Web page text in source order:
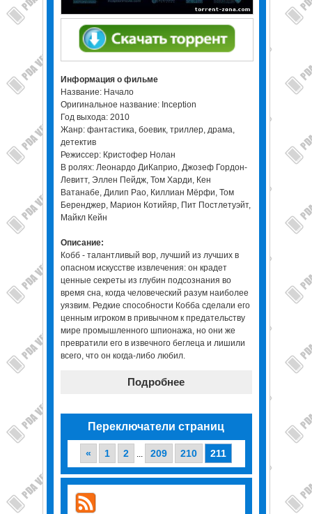
Информация о фильме
Название: Начало
Оригинальное название: Inception
Год выхода: 2010
Жанр: фантастика, боевик, триллер, драма,
детектив
Режиссер: Кристофер Нолан
В ролях: Леонардо ДиКаприо, Джозеф Гордон-
Левитт, Эллен Пейдж, Том Харди, Кен
Ватанабе, Дилип Рао, Киллиан Мёрфи, Том
Беренджер, Марион Котийяр, Пит Постлетуэйт,
Майкл Кейн
Описание:
Кобб - талантливый вор, лучший из лучших в
опасном искусстве извлечения: он крадет
ценные секреты из глубин подсознания во
время сна, когда человеческий разум наиболее
уязвим. Редкие способности Кобба сделали его
ценным игроком в привычном к предательству
мире промышленного шпионажа, но они же
превратили его в извечного беглеца и лишили
всего, что он когда-либо любил.
Подробнее
Переключатели страниц
« 1 2 209 210 211